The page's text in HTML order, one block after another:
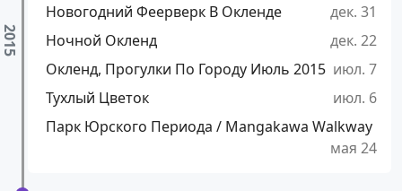
Новогодний Феерверк В Окленде
дек. 31
Ночной Окленд
дек. 22
Окленд, Прогулки По Городу Июль 2015 июл. 7
Тухлый Цветок
июл. 6
Парк Юрского Периода / Mangakawa Walkway
мая 24